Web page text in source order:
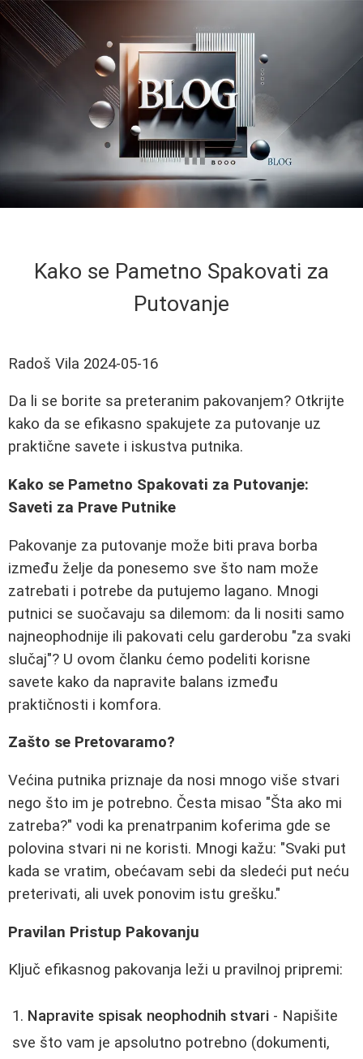
Kako se Pametno Spakovati za
Putovanje
Radoš Vila 2024-05-16
Da li se borite sa preteranim pakovanjem? Otkrijte
kako da se efikasno spakujete za putovanje uz
praktične savete i iskustva putnika.
Kako se Pametno Spakovati za Putovanje:
Saveti za Prave Putnike
Pakovanje za putovanje može biti prava borba
između želje da ponesemo sve što nam može
zatrebati i potrebe da putujemo lagano. Mnogi
putnici se suočavaju sa dilemom: da li nositi samo
najneophodnije ili pakovati celu garderobu "za svaki
slučaj"? U ovom članku ćemo podeliti korisne
savete kako da napravite balans između
praktičnosti i komfora.
Zašto se Pretovaramo?
Većina putnika priznaje da nosi mnogo više stvari
nego što im je potrebno. Česta misao "Šta ako mi
zatreba?" vodi ka prenatrpanim koferima gde se
polovina stvari ni ne koristi. Mnogi kažu: "Svaki put
kada se vratim, obećavam sebi da sledeći put neću
preterivati, ali uvek ponovim istu grešku."
Pravilan Pristup Pakovanju
Ključ efikasnog pakovanja leži u pravilnoj pripremi:
Napravite spisak neophodnih stvari - Napišite
sve što vam je apsolutno potrebno (dokumenti,